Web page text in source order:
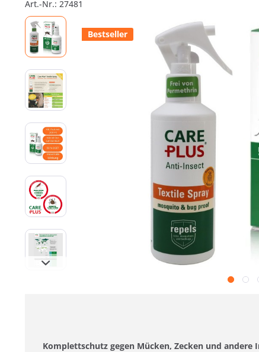
Bestseller
Art.-Nr.: 27481
Komplettschutz gegen Mücken, Zecken und